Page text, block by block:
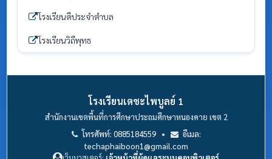
โรงเรียนดีประจำตำบล
โรงเรียนวิถีพุทธ
โรงเรียนเตชะไพบูลย์ 1
สำนักงานเขตพื้นที่การศึกษาประถมศึกษาหนองคาย เขต 2
โทรศัพท์: 0885184559 •
อีเมล:
techaphaiboon1@gmail.com